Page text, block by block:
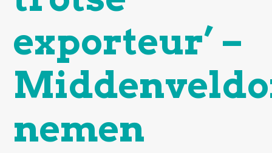
exporteur’ –
nemen